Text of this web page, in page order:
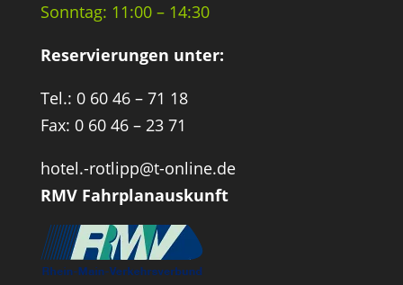
Sonntag: 11:00 – 14:30
Reservierungen unter:
Tel.: 0 60 46 – 71 18
Fax: 0 60 46 – 23 71
hotel.-rotlipp@t-online.de
RMV Fahrplanauskunft